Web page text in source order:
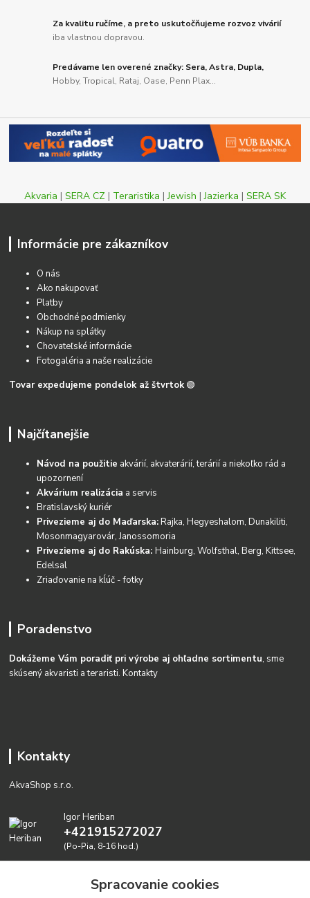
Za kvalitu ručíme, a preto uskutočňujeme rozvoz vivárií
iba vlastnou dopravou.
Predávame len overené značky: Sera, Astra, Dupla,
Hobby, Tropical, Rataj, Oase, Penn Plax...
Akvaria | SERA CZ | Teraristika |Jewish |Jazierka | SERA SK
Informácie pre zákazníkov
O nás
Ako nakupovať
Platby
Obchodné podmienky
Nákup na splátky
Chovateľské informácie
Fotogaléria a naše realizácie
Tovar expedujeme pondelok až štvrtok 🟢
Najčítanejšie
Návod na použitie akvárií, akvaterárií, terárií a niekoľko rád a
upozornení
Akvárium realizácia a servis
Bratislavský kuriér
Privezieme aj do Maďarska:Rajka, Hegyeshalom, Dunakiliti,
Mosonmagyarovár, Janossomoria
Privezieme aj do Rakúska:Hainburg, Wolfsthal, Berg, Kittsee,
Edelsal
Zriaďovanie na kĺúč - fotky
Poradenstvo
Dokážeme Vám poradiť pri výrobe aj ohľadne sortimentu, sme
skúsený akvaristi a teraristi.Kontakty
Kontakty
AkvaShop s.r.o.
Igor Heriban
+421915272027
(Po-Pia, 8-16 hod.)
Spracovanie cookies